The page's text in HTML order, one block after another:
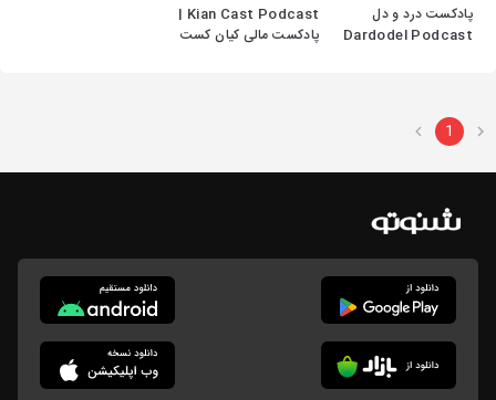
پادکست درد و دل
Dardodel Podcast
Kian Cast Podcast |
پادکست مالی کیان کست
1